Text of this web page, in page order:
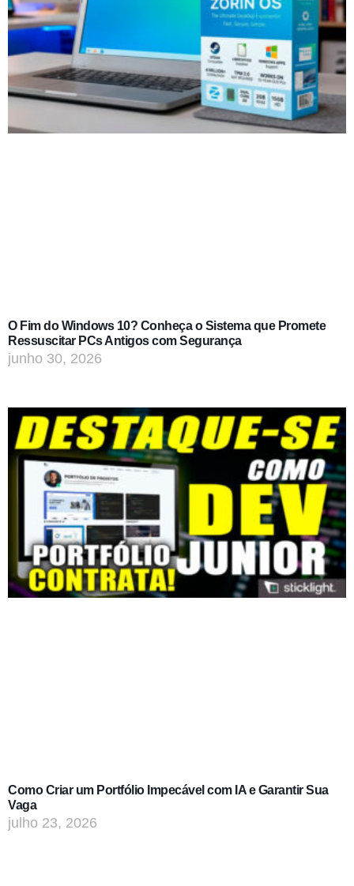
O Fim do Windows 10? Conheça o Sistema que Promete
Ressuscitar PCs Antigos com Segurança
junho 30, 2026
Como Criar um Portfólio Impecável com IA e Garantir Sua
Vaga
julho 23, 2026